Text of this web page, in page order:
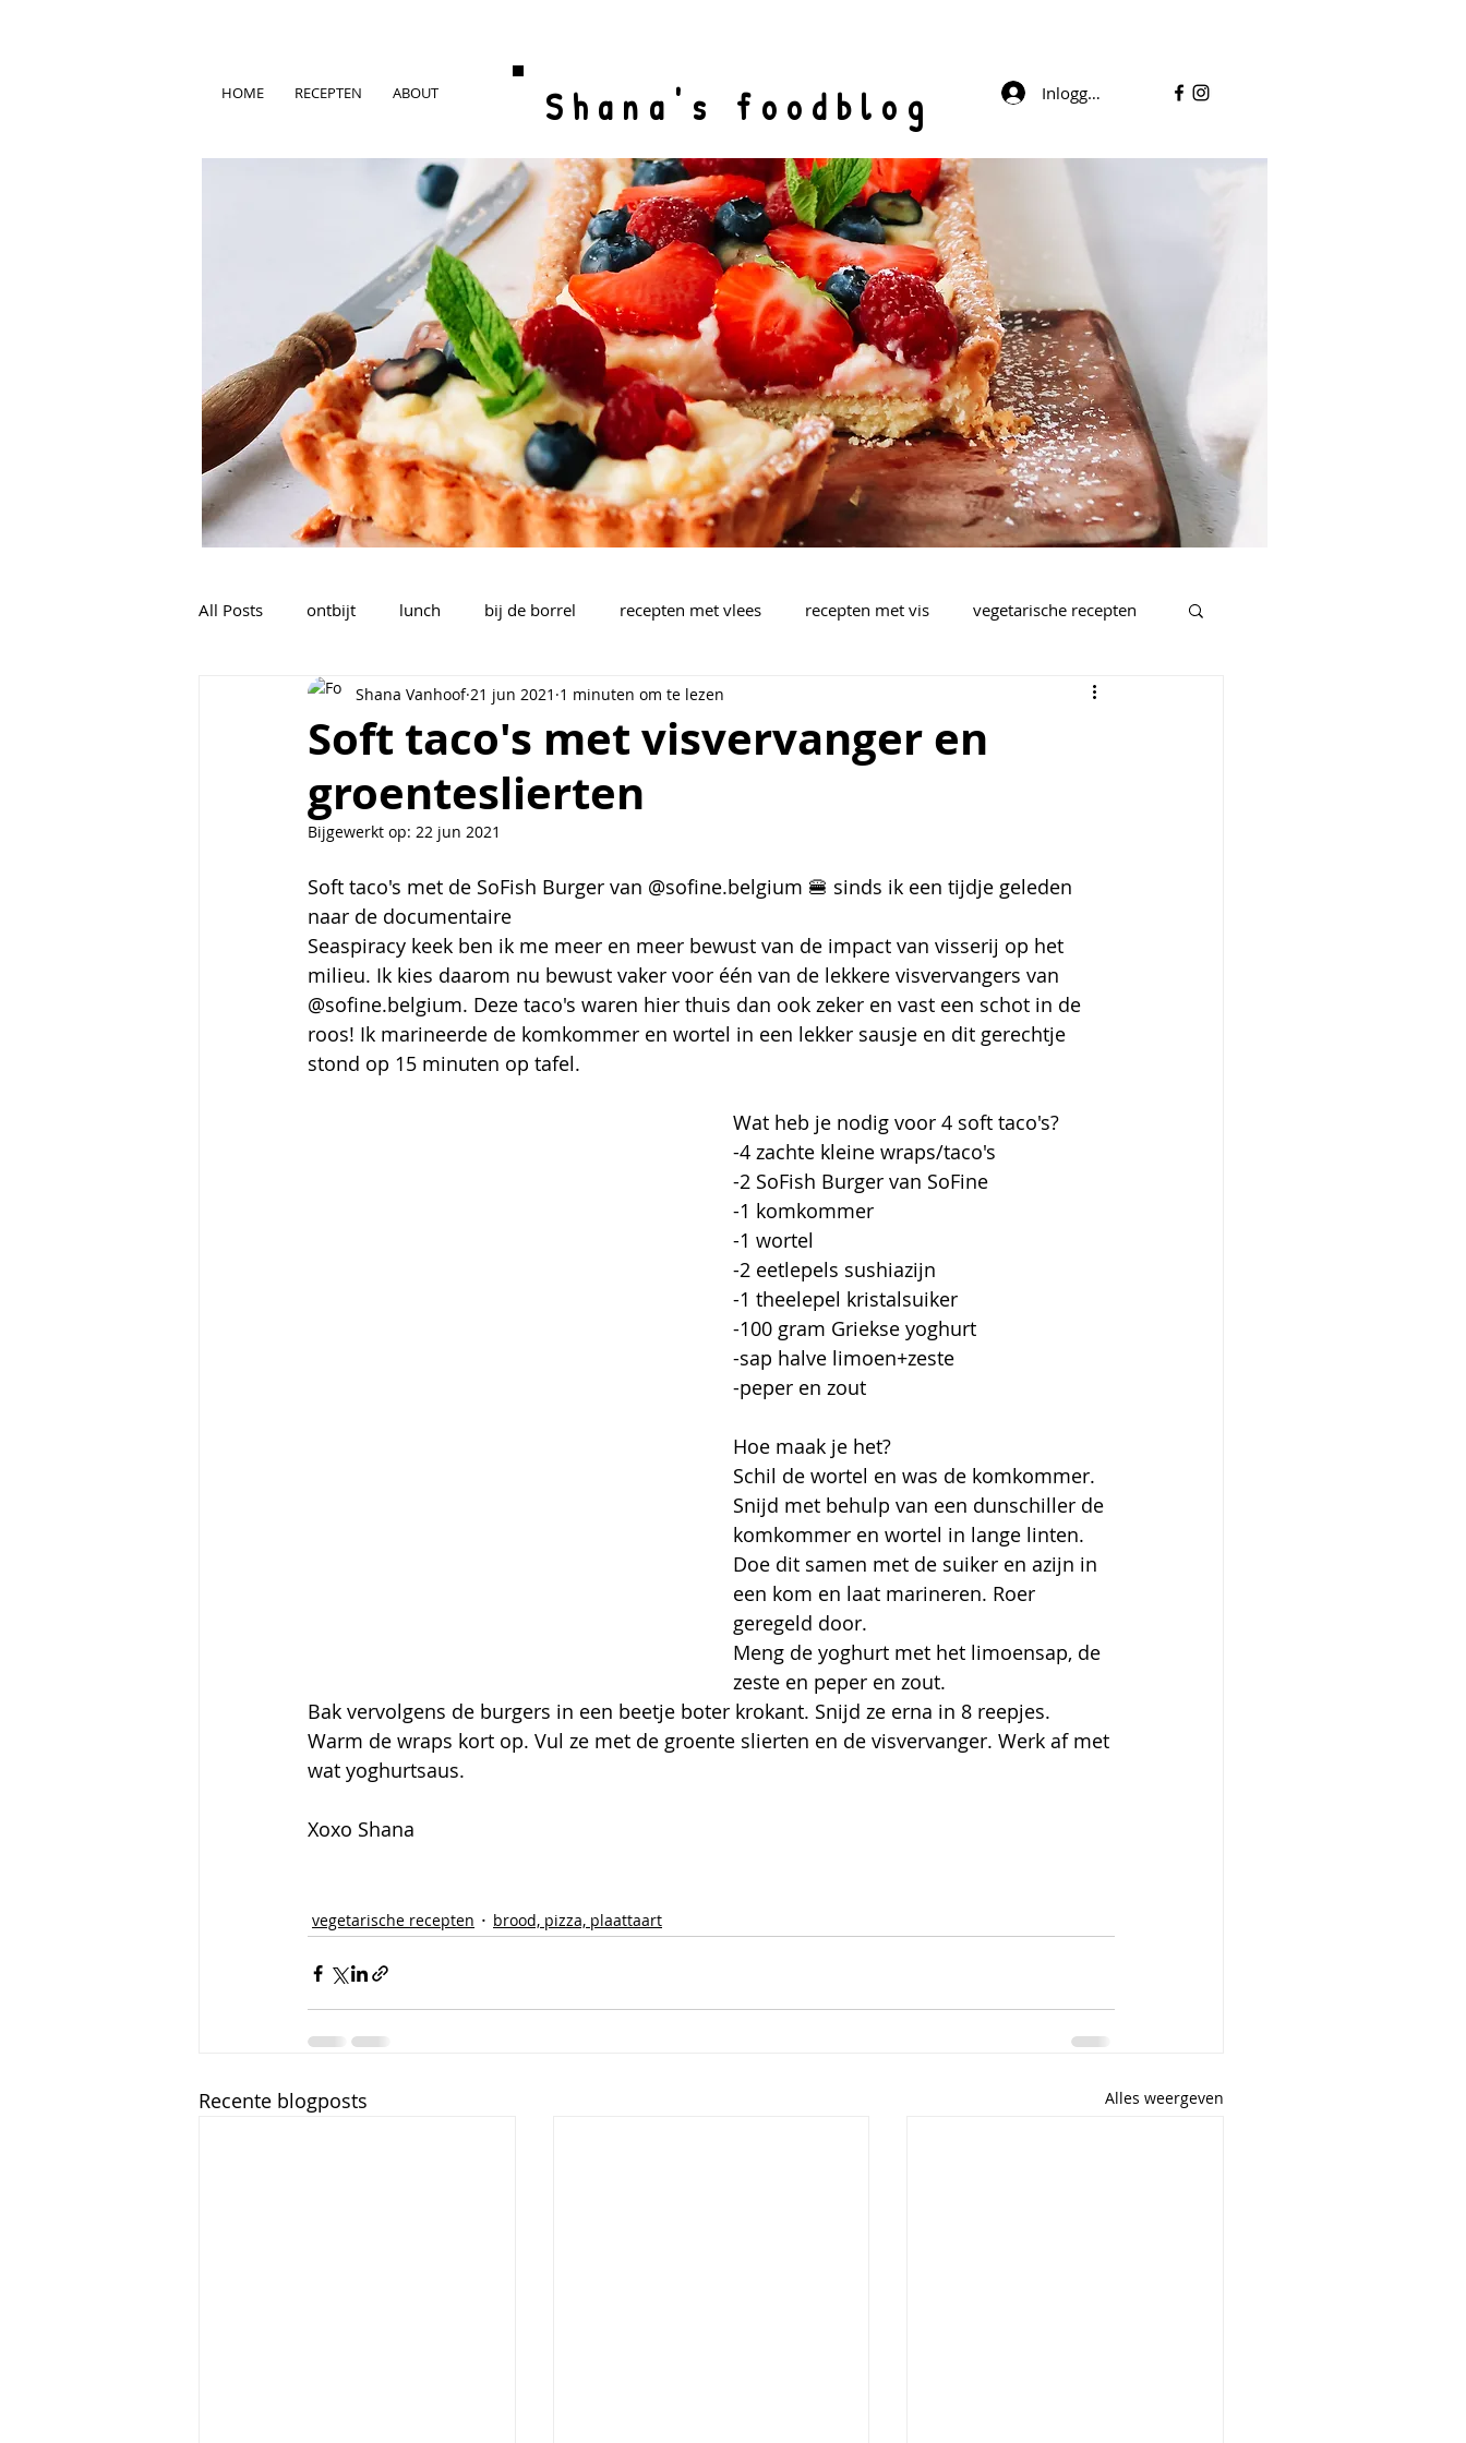
HOME RECEPTEN ABOUT Shana's foodblog Inloggen
All Posts ontbijt lunch bij de borrel recepten met vlees recepten met vis vegetarische recepten
nagerechten, tussendoortjes,... brood, pizza, plaattaart
sauzen, dips, dressings soepen barbecue
Soft taco's met visvervanger en
groenteslierten
Shana Vanhoof 21 jun 2021 1 minuten om te lezen
Bijgewerkt op: 22 jun 2021
Soft taco's met de SoFish Burger van @sofine.belgium 🍔 sinds ik een tijdje geleden
naar de documentaire
Seaspiracy keek ben ik me meer en meer bewust van de impact van visserij op het
milieu. Ik kies daarom nu bewust vaker voor één van de lekkere visvervangers van
@sofine.belgium. Deze taco's waren hier thuis dan ook zeker en vast een schot in de
roos! Ik marineerde de komkommer en wortel in een lekker sausje en dit gerechtje
stond op 15 minuten op tafel.
Wat heb je nodig voor 4 soft taco's?
-4 zachte kleine wraps/taco's
-2 SoFish Burger van SoFine
-1 komkommer
-1 wortel
-2 eetlepels sushiazijn
-1 theelepel kristalsuiker
-100 gram Griekse yoghurt
-sap halve limoen+zeste
-peper en zout
Hoe maak je het?
Schil de wortel en was de komkommer.
Snijd met behulp van een dunschiller de
komkommer en wortel in lange linten.
Doe dit samen met de suiker en azijn in
een kom en laat marineren. Roer
geregeld door.
Meng de yoghurt met het limoensap, de
zeste en peper en zout.
Bak vervolgens de burgers in een beetje boter krokant. Snijd ze erna in 8 reepjes.
Warm de wraps kort op. Vul ze met de groente slierten en de visvervanger. Werk af met
wat yoghurtsaus.
Xoxo Shana
vegetarische recepten brood, pizza, plaattaart
Recente blogposts Alles weergeven